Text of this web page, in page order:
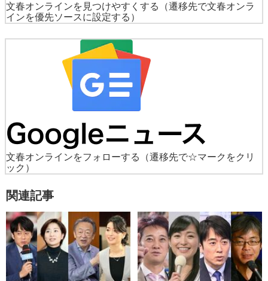
文春オンラインを見つけやすくする
（遷移先で文春オンラ
インを優先ソースに設定する）
文春オンラインをフォローする
（遷移先で☆マークをクリ
ック）
関連記事